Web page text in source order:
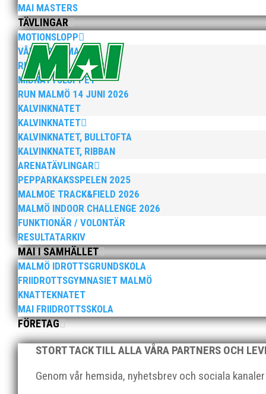
MAI MASTERS
TÄVLINGAR
MOTIONSLOPP
VÅRRUSET MALMÖ
RUN MALMÖ 10K & 21K
MIDNATTSLOPPET
RUN MALMÖ 14 JUNI 2026
KALVINKNATET
KALVINKNATET
KALVINKNATET, BULLTOFTA
KALVINKNATET, RIBBAN
ARENATÄVLINGAR
PEPPARKAKSSPELEN 2025
MALMOE TRACK&FIELD 2026
MALMÖ INDOOR CHALLENGE 2026
FUNKTIONÄR / VOLONTÄR
RESULTATARKIV
MAI I SAMHÄLLET
MALMÖ IDROTTSGRUNDSKOLA
FRIIDROTTSGYMNASIET MALMÖ
KNATTEKNATET
MAI FRIIDROTTSSKOLA
FÖRETAG
STORT TACK TILL ALLA VÅRA PARTNERS OCH
Genom vår hemsida, nyhetsbrev och sociala
Vi har med stor sorg och saknad mottagit beskedet
Sprint, hopp och mångkamp som tävlingsgrenar blev
Foto: Dick LottUnder perioden den 16-23 juni
Ribban Nummerlapp och elektronisk tidtagning
Många fina pers på helgens tävling!